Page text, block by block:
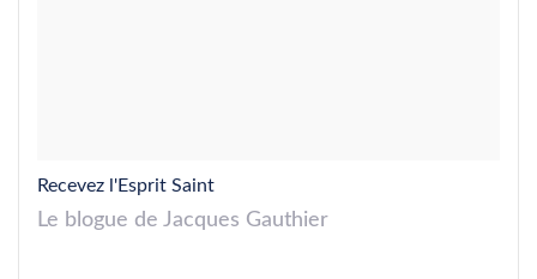
Recevez l'Esprit Saint
Le blogue de Jacques Gauthier